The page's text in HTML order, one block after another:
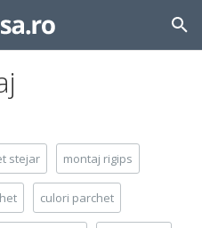
stejar montaj rigips
culori parchet